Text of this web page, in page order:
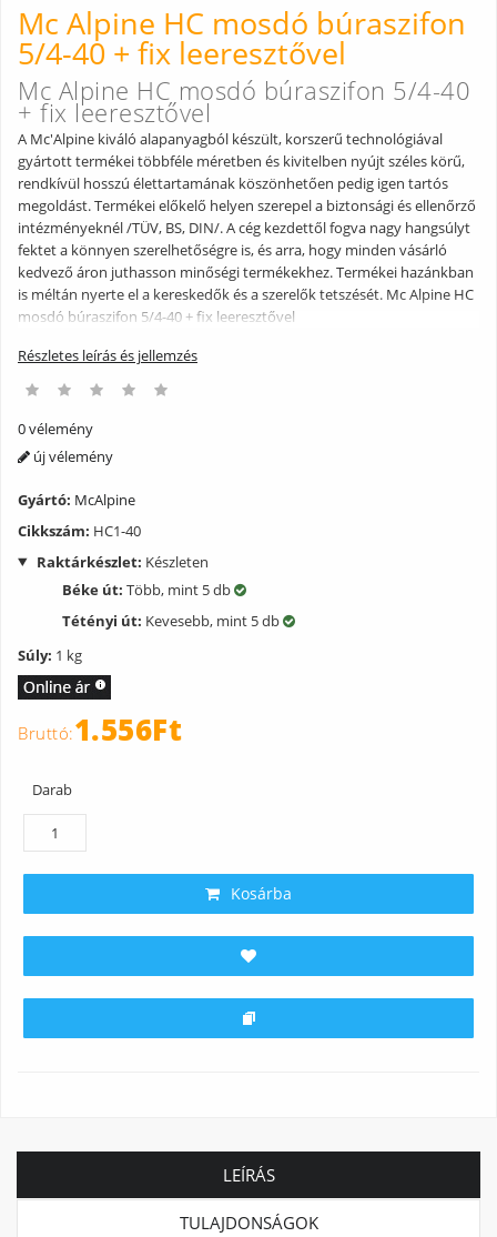
Mc Alpine HC mosdó búraszifon
5/4-40 + fix leeresztővel
Mc Alpine HC mosdó búraszifon 5/4-40
+ fix leeresztővel
A Mc'Alpine kiváló alapanyagból készült, korszerű technológiával
gyártott termékei többféle méretben és kivitelben nyújt széles körű,
rendkívül hosszú élettartamának köszönhetően pedig igen tartós
megoldást. Termékei előkelő helyen szerepel a biztonsági és ellenőrző
intézményeknél /TÜV, BS, DIN/. A cég kezdettől fogva nagy hangsúlyt
fektet a könnyen szerelhetőségre is, és arra, hogy minden vásárló
kedvező áron juthasson minőségi termékekhez. Termékei hazánkban
is méltán nyerte el a kereskedők és a szerelők tetszését. Mc Alpine HC
mosdó búraszifon 5/4-40 + fix leeresztővel
Részletes leírás és jellemzés
0 vélemény
új vélemény
Gyártó: McAlpine
Cikkszám: HC1-40
Raktárkészlet: Készleten
Béke út: Több, mint 5 db
Tétényi út: Kevesebb, mint 5 db
Súly: 1 kg
1.556Ft
Darab
Kosárba
LEÍRÁS
TULAJDONSÁGOK